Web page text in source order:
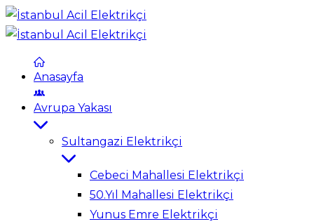
Anasayfa
Avrupa Yakası
Sultangazi Elektrikçi
Cebeci Mahallesi Elektrikçi
50.Yıl Mahallesi Elektrikçi
Yunus Emre Elektrikçi